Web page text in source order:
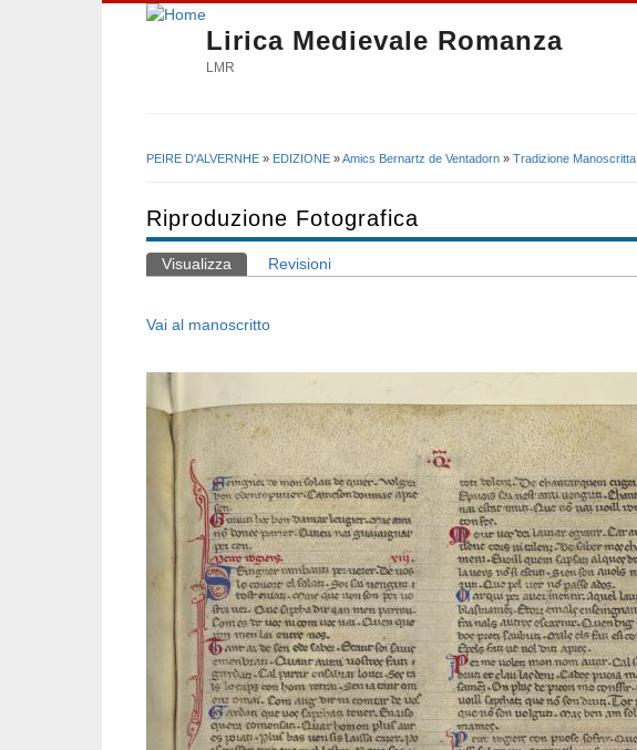
Lirica Medievale Romanza
LMR
PEIRE D'ALVERNHE » EDIZIONE »Amics Bernartz de Ventadorn » Tradizione Manoscritta
Riproduzione Fotografica
Schede primarie
Visualizza (scheda attiva)
Revisioni
Vai al manoscritto